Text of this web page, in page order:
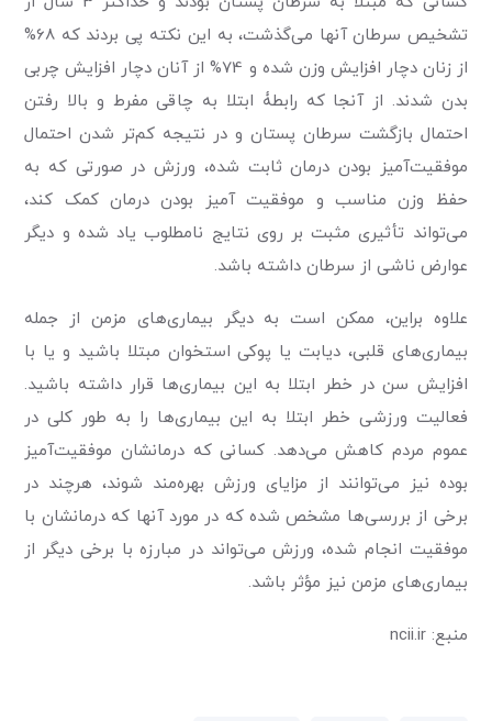
تشخیص سرطان آنها می‌گذشت، به این نکته پی بردند که 68%
از زنان دچار افزایش وزن شده و 74% از آنان دچار افزایش چربی
بدن شدند. از آنجا که رابطۀ ابتلا به چاقی مفرط و بالا رفتن
احتمال بازگشت سرطان پستان و در نتیجه کم‌تر شدن احتمال
موفقیت‌آمیز بودن درمان ثابت شده، ورزش در صورتی که به
حفظ وزن مناسب و موفقیت آمیز بودن درمان کمک کند،
می‌تواند تأثیری مثبت بر روی نتایج نامطلوب یاد شده و دیگر
عوارض ناشی از سرطان داشته باشد.
علاوه بر‌این، ممکن است به دیگر بیماری‌های مزمن از جمله
بیماری‌های قلبی، دیابت یا پوکی استخوان مبتلا باشید و یا با
افزایش سن در خطر ابتلا به این بیماری‌ها قرار داشته باشید.
فعالیت ورزشی خطر ابتلا به این بیماری‌ها را به طور کلی در
عموم مردم کاهش می‌دهد. کسانی که درمانشان موفقیت‌آمیز
بوده نیز می‌توانند از مزایای ورزش بهره‌مند شوند، هرچند در
برخی از بررسی‌ها مشخص شده که در مورد آنها که درمانشان با
موفقیت انجام شده، ورزش می‌تواند در مبارزه با برخی دیگر از
بیماری‌های مزمن نیز مؤثر باشد.
منبع: ncii.ir